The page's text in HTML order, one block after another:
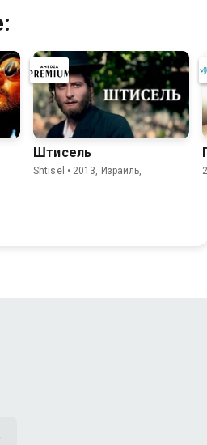
Штисель
Shtisel • 2013, Израиль,